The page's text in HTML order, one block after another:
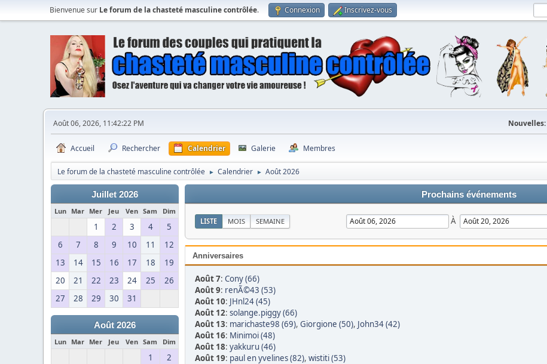
Bienvenue sur Le forum de la chasteté masculine contrôlée. Connexion Inscrivez-vous
Août 06, 2026, 11:42:22 PM Nouvelles:
Accueil Rechercher Calendrier Galerie Membres
Le forum de la chasteté masculine contrôlée ► Calendrier ► Août 2026
Juillet 2026
Lun Mar Mer Jeu Ven Sam Dim
1 2 3 4
5
6
7 8 9 10 11
12
13
14 15 16 17 18
19
20
21 22 23 24 25
26
27
28 29 30 31
Août 2026
Lun Mar Mer Jeu Ven Sam Dim
1
2
Prochains événements
LISTE MOIS SEMAINE À
Anniversaires
Août 7: Cony (66)
Août 9: renÃ©43 (53)
Août 10: JHnl24 (45)
Août 12: solange.piggy (66)
Août 13: marichaste98 (69), Giorgione (50), John34 (42)
Août 16: Minimoi (48)
Août 18: yakkuru (46)
Août 19: paul en yvelines (82), wistiti (53)